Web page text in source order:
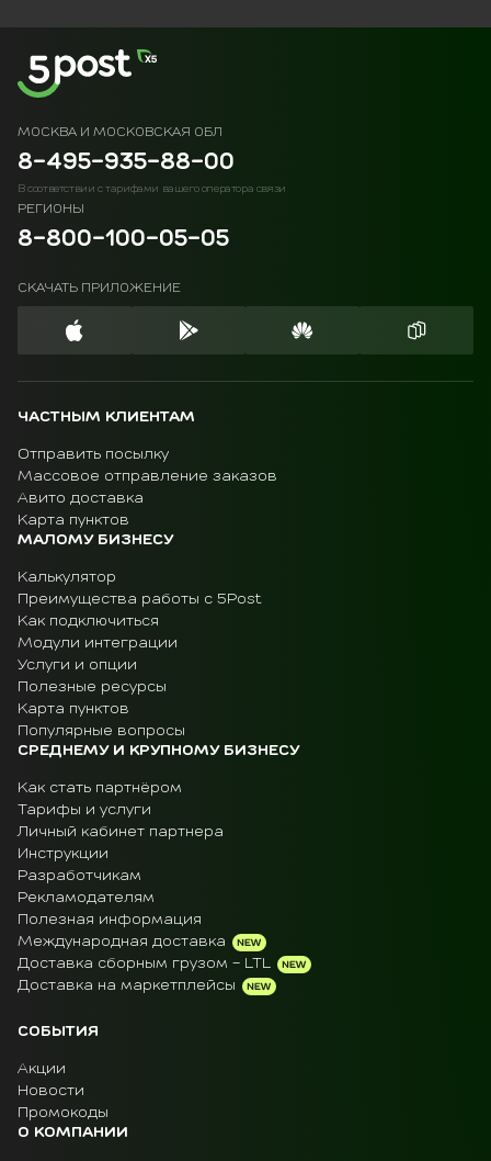
МОСКВА И МОСКОВСКАЯ ОБЛ
8-495-935-88-00
В соответствии с тарифами вашего оператора связи
РЕГИОНЫ
8-800-100-05-05
СКАЧАТЬ ПРИЛОЖЕНИЕ
ЧАСТНЫМ КЛИЕНТАМ
Отправить посылку
Массовое отправление заказов
Авито доставка
Карта пунктов
МАЛОМУ БИЗНЕСУ
Калькулятор
Преимущества работы с 5Post
Как подключиться
Модули интеграции
Услуги и опции
Полезные ресурсы
Карта пунктов
Популярные вопросы
СРЕДНЕМУ И КРУПНОМУ БИЗНЕСУ
Как стать партнёром
Тарифы и услуги
Личный кабинет партнера
Инструкции
Разработчикам
Рекламодателям
Полезная информация
Международная доставка
Доставка сборным грузом - LTL
Доставка на маркетплейсы
СОБЫТИЯ
Акции
Новости
Промокоды
О КОМПАНИИ